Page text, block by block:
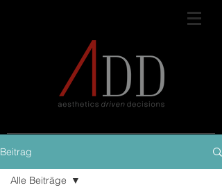
Beitrag
Alle Beiträge